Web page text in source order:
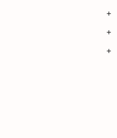
+
+
+